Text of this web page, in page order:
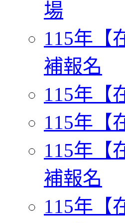
場
115年【
補報名
115年【
115年【
115年【
補報名
115年【